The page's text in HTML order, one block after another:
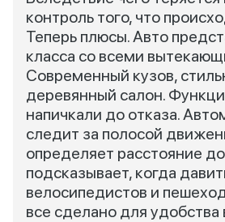
контроль того, что
Теперь плюсы. Авто
класса со всеми
Современный кузов,
деревянный салон.
напичкали до отказа.
следит за полосой
определяет расстояние
подсказывает, когда
велосипедистов и
все сделано для удобства